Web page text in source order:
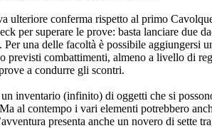
ulteriore conferma rispetto al primo
per superare le prove: basta lanciare due
una delle facoltà è possibile aggiungersi
previsti combattimenti, almeno a livello di
a condurre gli scontri.
inventario (infinito) di oggetti che si
al contempo i vari elementi potrebbero
presenta anche un novero di sette